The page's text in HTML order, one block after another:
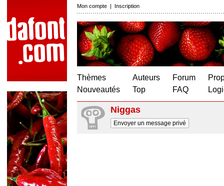
Mon compte | Inscription
Thèmes
Nouveautés
Auteurs
Top
Forum
FAQ
Niggas
Envoyer un message privé